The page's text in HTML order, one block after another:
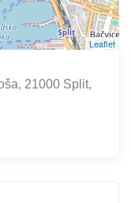
Leaflet
21000 Split,